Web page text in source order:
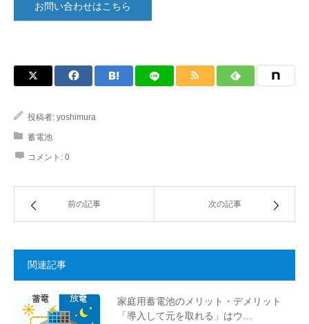
お問い合わせはこちら
投稿者: yoshimura
蓄電池
コメント: 0
前の記事 次の記事
関連記事
家庭用蓄電池のメリット・デメリット
「導入して元を取れる」はウ…